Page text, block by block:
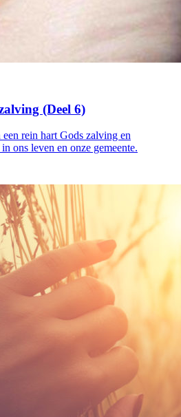
(Deel 6)
rein hart Gods zalving en
ons leven en onze gemeente.